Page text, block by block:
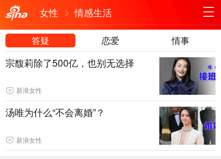
女性 情感生活
答疑 恋爱 情事
宗馥莉除了500亿，也别无选择
新浪女性
汤唯为什么“不会离婚”？
新浪女性